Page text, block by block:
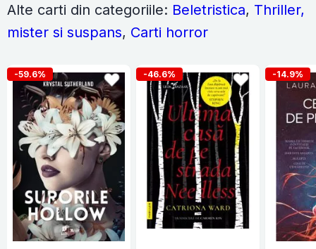
Alte carti din categoriile: Beletristica, Thriller,
mister si suspans, Carti horror
-59.6% -46.6% -14.9%